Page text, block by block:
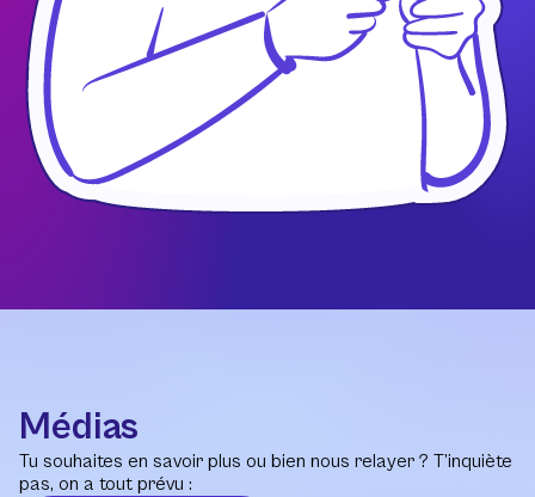
Médias
Tu souhaites en savoir plus ou bien nous relayer ? T’inquiète
pas, on a tout prévu :